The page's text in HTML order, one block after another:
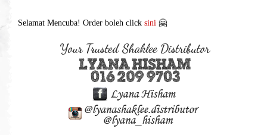
Selamat Mencuba! Order boleh click sini 🤗